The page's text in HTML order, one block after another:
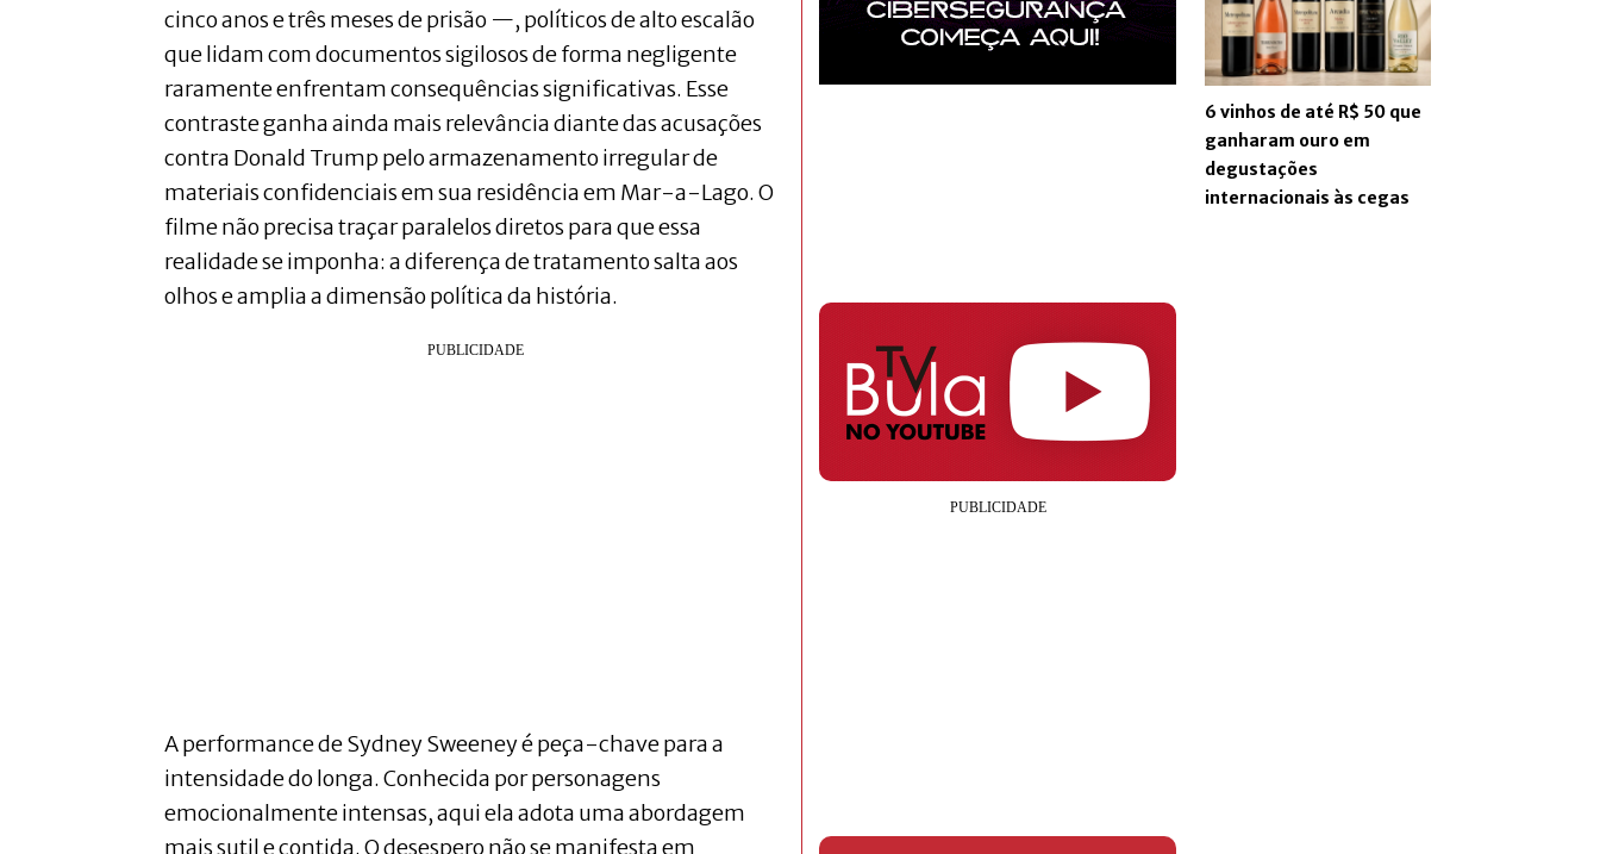
cinco anos e três meses de prisão —, políticos de alto escalão
que lidam com documentos sigilosos de forma negligente
raramente enfrentam consequências significativas. Esse
contraste ganha ainda mais relevância diante das acusações
contra Donald Trump pelo armazenamento irregular de
materiais confidenciais em sua residência em Mar-a-Lago. O
filme não precisa traçar paralelos diretos para que essa
realidade se imponha: a diferença de tratamento salta aos
olhos e amplia a dimensão política da história.
A performance de Sydney Sweeney é peça-chave para a
intensidade do longa. Conhecida por personagens
emocionalmente intensas, aqui ela adota uma abordagem
mais sutil e contida. O desespero não se manifesta em
6 vinhos de até R$ 50 que
ganharam ouro em
degustações
internacionais às cegas